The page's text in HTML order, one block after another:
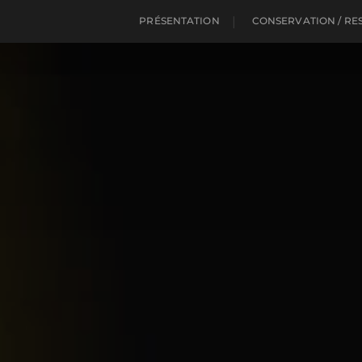
PRÉSENTATION CONSERVATION /